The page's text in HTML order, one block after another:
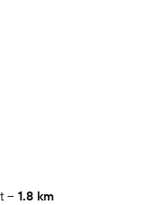
1.8 km